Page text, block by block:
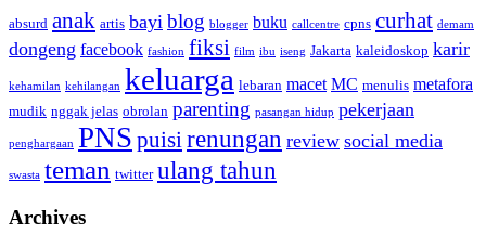
absurd anak artis bayi blog blogger buku callcentre cpns curhat demam
dongeng facebook fashion fiksi film ibu iseng Jakarta kaleidoskop karir
kehamilan kehilangan keluarga lebaran macet MC menulis metafora
mudik nggak jelas obrolan parenting pasangan hidup pekerjaan
penghargaan PNS puisirenungan review social media
swasta teman twitter ulang tahun
Archives